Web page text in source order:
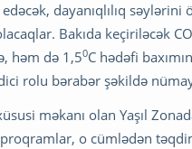
dayanıqlılıq
Bakıda keçiriləcək
həm də 1,50C hədəfi
rolu bərabər şəkildə
məkanı olan Yaşıl
o cümlədən